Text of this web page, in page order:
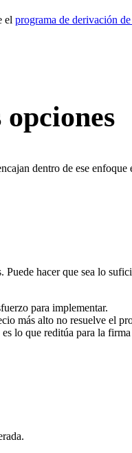
el programa de derivación
dentro de ese enfoque
hacer que sea lo
para implementar.
más alto no resuelve el
lo que reditúa para la